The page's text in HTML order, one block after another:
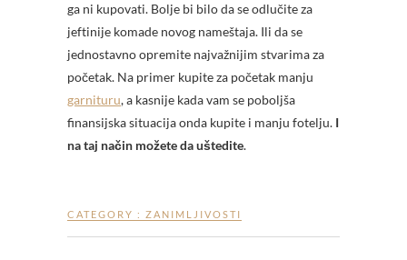
ga ni kupovati. Bolje bi bilo da se odlučite za
jeftinije komade novog nameštaja. Ili da se
jednostavno opremite najvažnijim stvarima za
početak. Na primer kupite za početak manju
garnituru, a kasnije kada vam se poboljša
finansijska situacija onda kupite i manju fotelju. I
na taj način možete da uštedite.
CATEGORY : ZANIMLJIVOSTI